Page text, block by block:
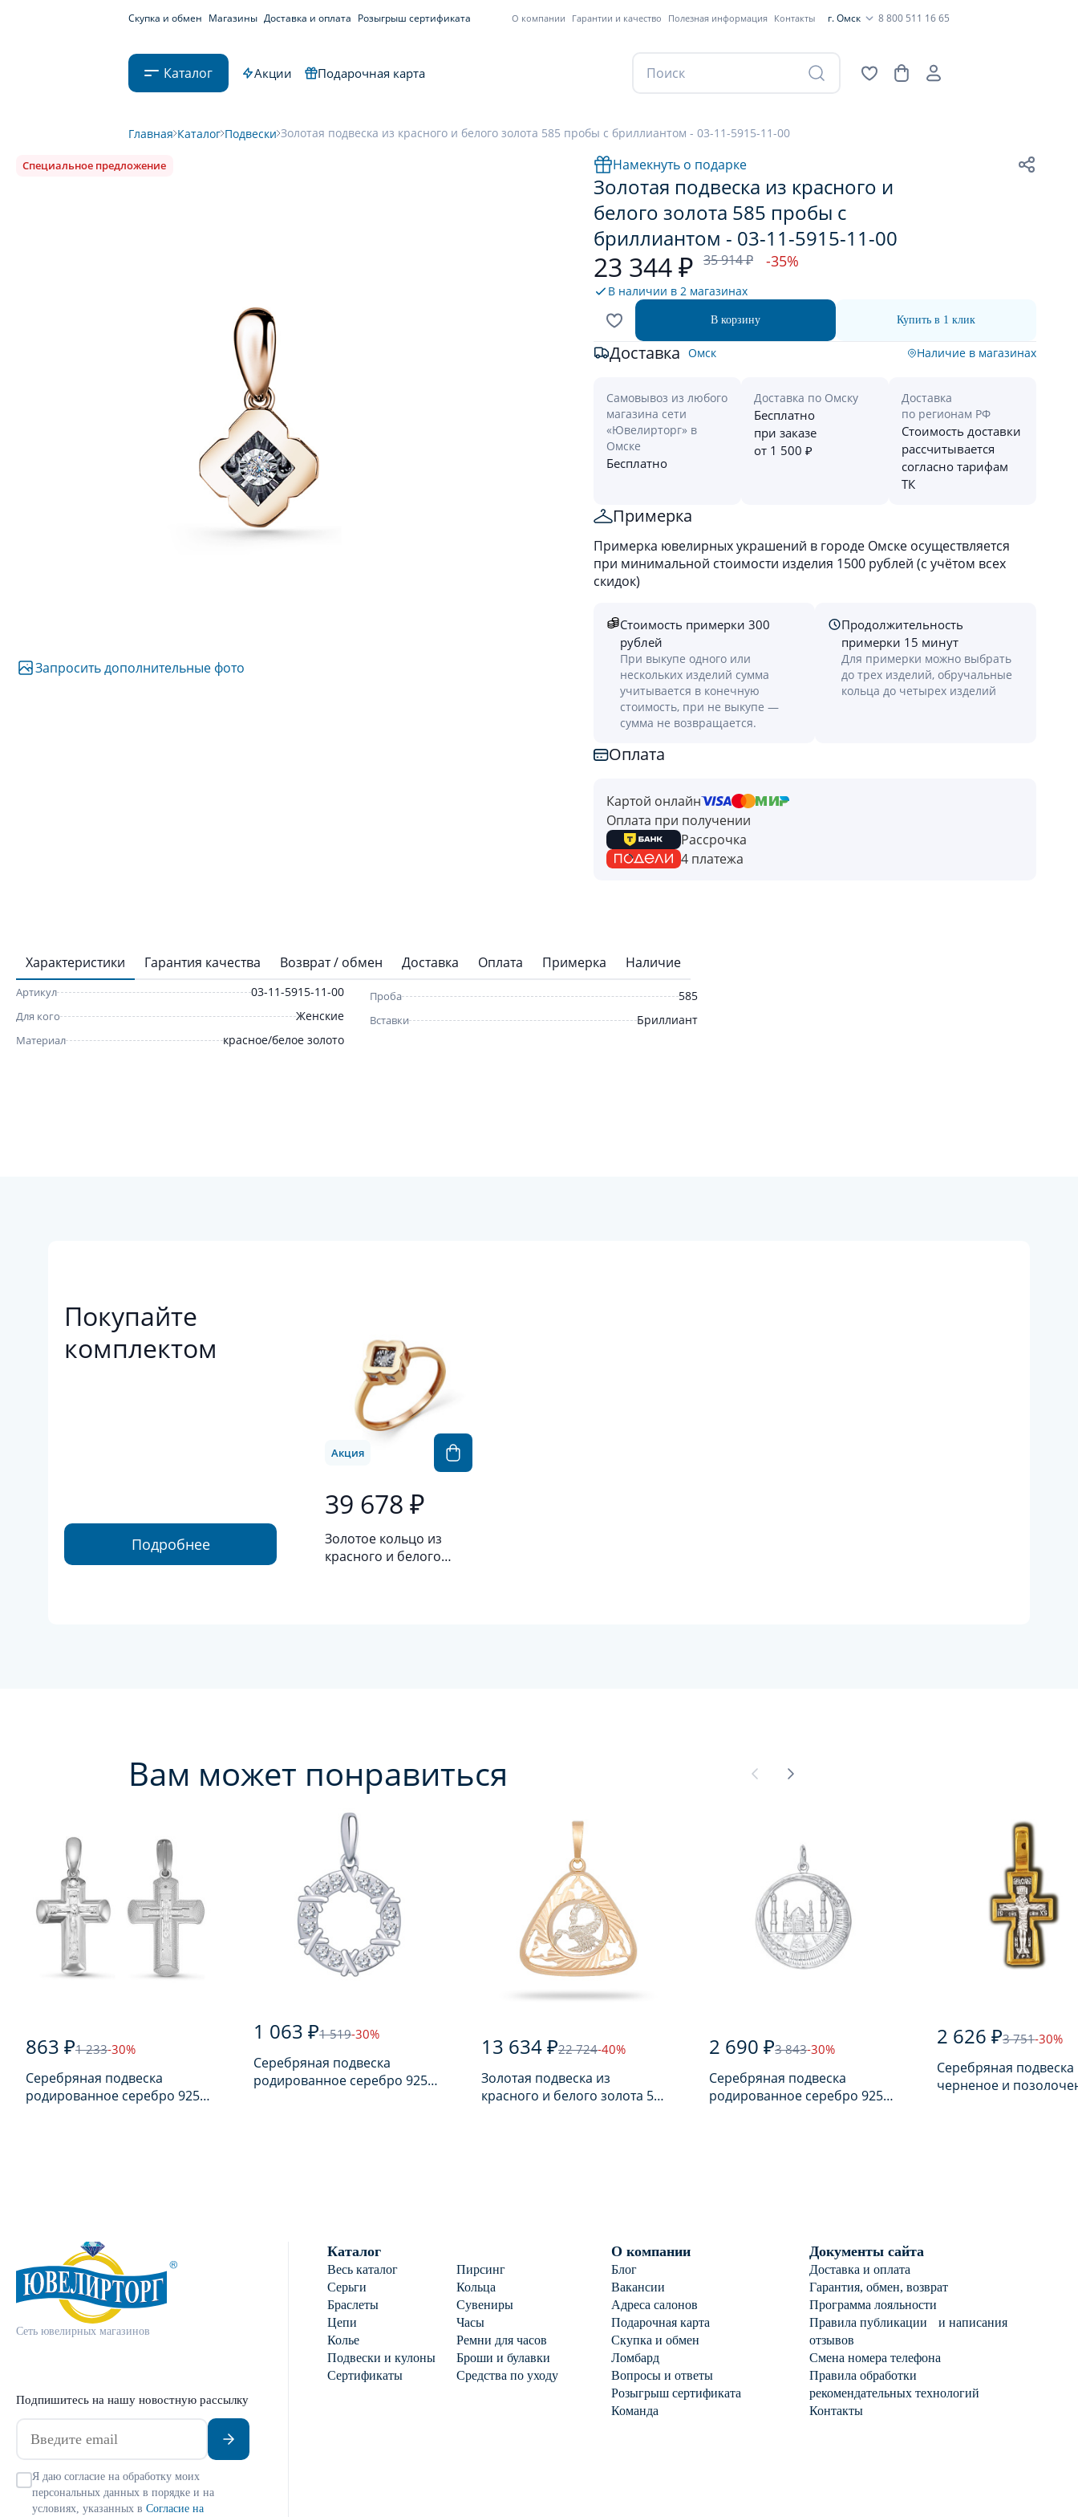
Скупка и обмен Магазины Доставка и оплата Розыгрыш сертификата О компании Гарантии и качество Полезная информация Контакты г. Омск 8 800 511 16 65
Каталог Акции Подарочная карта
Главная Каталог Подвески Золотая подвеска из красного и белого золота 585 пробы с бриллиантом - 03-11-5915-11-00
Специальное предложение
Запросить дополнительные фото
Намекнуть о подарке
Золотая подвеска из красного и
белого золота 585 пробы с
бриллиантом - 03-11-5915-11-00
23 344 ₽ 35 914 ₽ -35%
В наличии в 2 магазинах
В корзину Купить в 1 клик
Доставка Омск Наличие в магазинах
Самовывоз из любого
магазина сети
«Ювелирторг» в
Омске
Бесплатно
Доставка по Омску
Бесплатно
при заказе
от 1 500 ₽
Доставка
по регионам РФ
Стоимость доставки
рассчитывается
согласно тарифам
ТК
Примерка
Примерка ювелирных украшений в городе Омске осуществляется
при минимальной стоимости изделия 1500 рублей (с учётом всех
скидок)
Стоимость примерки 300
рублей
При выкупе одного или
нескольких изделий сумма
учитывается в конечную
стоимость, при не выкупе —
сумма не возвращается.
Продолжительность
примерки 15 минут
Для примерки можно выбрать
до трех изделий, обручальные
кольца до четырех изделий
Оплата
Картой онлайн
Оплата при получении
Рассрочка
4 платежа
Характеристики Гарантия качества Возврат / обмен Доставка Оплата Примерка Наличие
Артикул 03-11-5915-11-00
Для кого Женские
Материал красное/белое золото
Проба 585
Вставки Бриллиант
Покупайте
комплектом
Подробнее
39 678 ₽
Золотое кольцо из
красного и белого
Акция
Вам может понравиться
863 ₽1 233-30%
Серебряная подвеска
родированное серебро 925
1 063 ₽1 519-30%
Серебряная подвеска
родированное серебро 925
13 634 ₽22 724-40%
Золотая подвеска из
красного и белого золота 585
2 690 ₽3 843-30%
Серебряная подвеска
родированное серебро 925
2 626 ₽3 751-30%
Серебряная подвеска
черненое и
Сеть ювелирных магазинов
Подпишитесь на нашу новостную рассылку
Я даю согласие на обработку моих
персональных данных в порядке и на
условиях, указанных в Согласие на
Каталог
Весь каталог
Пирсинг
Серьги
Кольца
Браслеты
Сувениры
Цепи
Часы
Колье
Ремни для часов
Подвески и кулоны
Броши и булавки
Сертификаты
Средства по уходу
О компании
Блог
Вакансии
Адреса салонов
Подарочная карта
Скупка и обмен
Ломбард
Вопросы и ответы
Розыгрыш сертификата
Команда
Документы сайта
Доставка и оплата
Гарантия, обмен, возврат
Программа лояльности
Правила публикации и написания
отзывов
Смена номера телефона
Правила обработки
рекомендательных технологий
Контакты